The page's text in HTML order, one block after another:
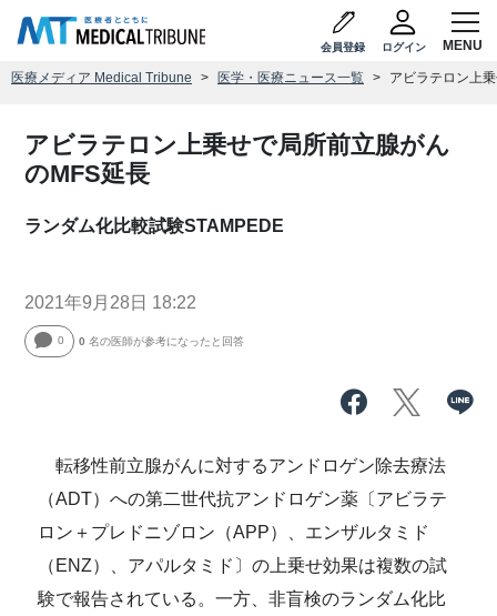
会員登録 ログイン
医療メディア Medical Tribune 医学・医療ニュース一覧 アビラテロン上
アビラテロン上乗せで局所前立腺がん
のMFS延長
ランダム化比較試験STAMPEDE
2021年9月28日 18:22
0 0 名の医師が参考になったと回答
転移性前立腺がんに対するアンドロゲン除去療法
（ADT）への第二世代抗アンドロゲン薬〔アビラテ
ロン＋プレドニゾロン（APP）、エンザルタミド
（ENZ）、アパルタミド〕の上乗せ効果は複数の試
験で報告されている。一方、非盲検のランダム化比